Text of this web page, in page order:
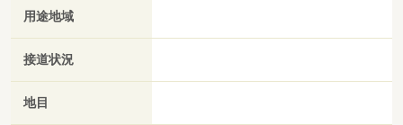
用途地域
接道状況
地目